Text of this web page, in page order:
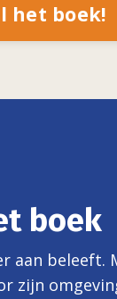
het boek!
boek
aan
zijn